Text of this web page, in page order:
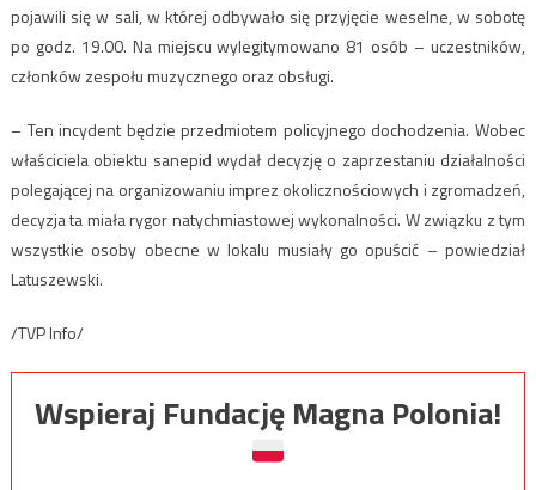
pojawili się w sali, w której odbywało się przyjęcie weselne, w sobotę
po godz. 19.00. Na miejscu wylegitymowano 81 osób – uczestników,
członków zespołu muzycznego oraz obsługi.
– Ten incydent będzie przedmiotem policyjnego dochodzenia. Wobec
właściciela obiektu sanepid wydał decyzję o zaprzestaniu działalności
polegającej na organizowaniu imprez okolicznościowych i zgromadzeń,
decyzja ta miała rygor natychmiastowej wykonalności. W związku z tym
wszystkie osoby obecne w lokalu musiały go opuścić – powiedział
Latuszewski.
/TVP Info/
Wspieraj Fundację Magna Polonia!